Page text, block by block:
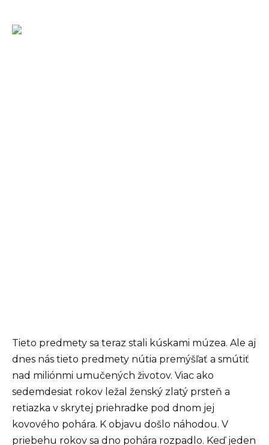
Tieto predmety sa teraz stali kúskami múzea. Ale aj
dnes nás tieto predmety nútia premýšľať a smútiť
nad miliónmi umučených životov. Viac ako
sedemdesiat rokov ležal ženský zlatý prsteň a
retiazka v skrytej priehradke pod dnom jej
kovového pohára. K objavu došlo náhodou. V
priebehu rokov sa dno pohára rozpadlo. Keď jeden